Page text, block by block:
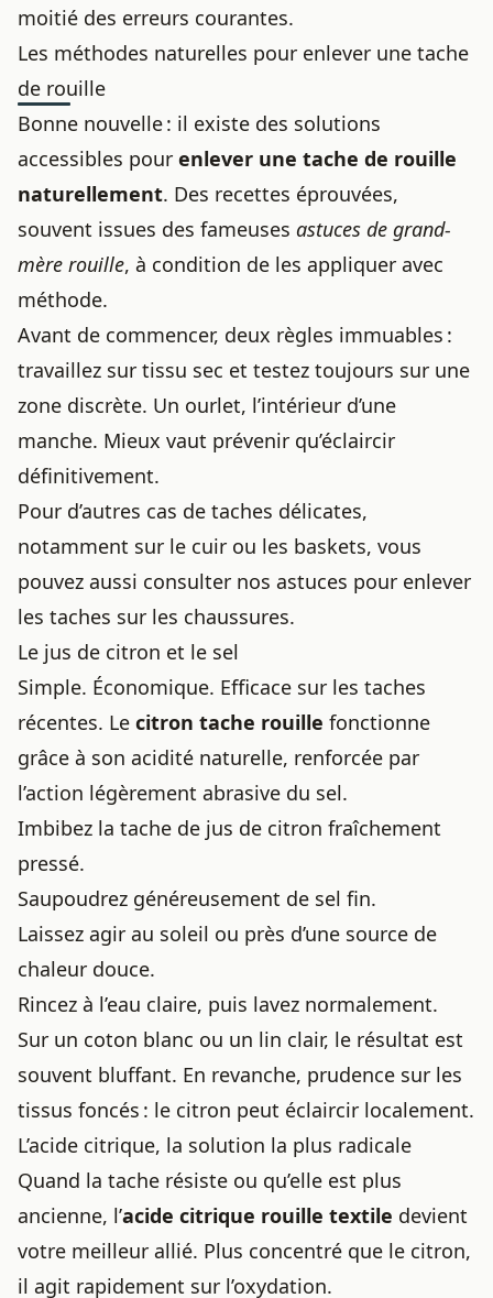
moitié des erreurs courantes.
Les méthodes naturelles pour enlever une tache
de rouille
Bonne nouvelle : il existe des solutions
accessibles pour enlever une tache de rouille
naturellement. Des recettes éprouvées,
souvent issues des fameuses astuces de grand-
mère rouille, à condition de les appliquer avec
méthode.
Avant de commencer, deux règles immuables :
travaillez sur tissu sec et testez toujours sur une
zone discrète. Un ourlet, l’intérieur d’une
manche. Mieux vaut prévenir qu’éclaircir
définitivement.
Pour d’autres cas de taches délicates,
notamment sur le cuir ou les baskets, vous
pouvez aussi consulter nos astuces pour enlever
les taches sur les chaussures.
Le jus de citron et le sel
Simple. Économique. Efficace sur les taches
récentes. Le citron tache rouille fonctionne
grâce à son acidité naturelle, renforcée par
l’action légèrement abrasive du sel.
Imbibez la tache de jus de citron fraîchement
pressé.
Saupoudrez généreusement de sel fin.
Laissez agir au soleil ou près d’une source de
chaleur douce.
Rincez à l’eau claire, puis lavez normalement.
Sur un coton blanc ou un lin clair, le résultat est
souvent bluffant. En revanche, prudence sur les
tissus foncés : le citron peut éclaircir localement.
L’acide citrique, la solution la plus radicale
Quand la tache résiste ou qu’elle est plus
ancienne, l’acide citrique rouille textile devient
votre meilleur allié. Plus concentré que le citron,
il agit rapidement sur l’oxydation.